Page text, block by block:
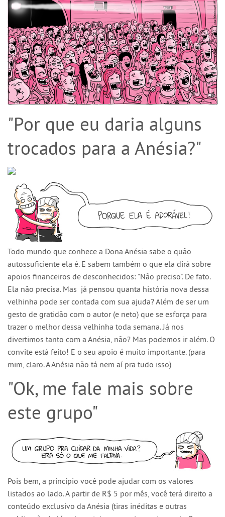
"Por que eu daria alguns
trocados para a Anésia?"
Todo mundo que conhece a Dona Anésia sabe o quão
autossuficiente ela é. E sabem também o que ela dirá sobre
apoios financeiros de desconhecidos: "Não preciso". De fato.
Ela não precisa. Mas já pensou quanta história nova dessa
velhinha pode ser contada com sua ajuda? Além de ser um
gesto de gratidão com o autor (e neto) que se esforça para
trazer o melhor dessa velhinha toda semana. Já nos
divertimos tanto com a Anésia, não? Mas podemos ir além. O
convite está feito! E o seu apoio é muito importante. (para
mim, claro. A Anésia não tá nem aí pra tudo isso)
"Ok, me fale mais sobre
este grupo"
Pois bem, a princípio você pode ajudar com os valores
listados ao lado. A partir de R$ 5 por mês, você terá direito a
conteúdo exclusivo da Anésia (tiras inéditas e outras